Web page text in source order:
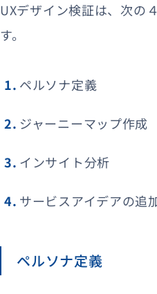
UXデザイン検証は、次の
す。
ペルソナ定義
ジャーニーマップ作成
インサイト分析
サービスアイデアの追
ペルソナ定義